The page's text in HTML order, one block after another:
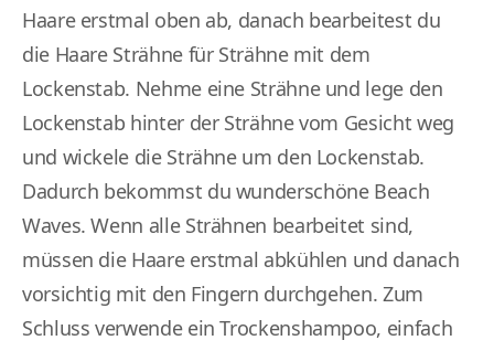
Haare erstmal oben ab, danach bearbeitest du
die Haare Strähne für Strähne mit dem
Lockenstab. Nehme eine Strähne und lege den
Lockenstab hinter der Strähne vom Gesicht weg
und wickele die Strähne um den Lockenstab.
Dadurch bekommst du wunderschöne Beach
Waves. Wenn alle Strähnen bearbeitet sind,
müssen die Haare erstmal abkühlen und danach
vorsichtig mit den Fingern durchgehen. Zum
Schluss verwende ein Trockenshampoo, einfach